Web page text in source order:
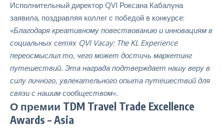
Исполнительный директор QVI Роксана Кабалуна
заявила, поздравляя коллег с победой в конкурсе:
«Благодаря креативному повествованию и инновациям в
социальных сетях QVI Vacay: The KL Experience
переосмыслил то, чего может достичь маркетинг
путешествий. Эта награда подтверждает нашу веру в
силу личного, увлекательного опыта путешествий для
связи с нашим сообществом».
О премии TDM Travel Trade Excellence
Awards – Asia